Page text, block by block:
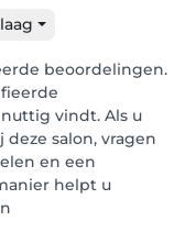
beoordelingen.
vindt. Als u
salon, vragen
en een
helpt u